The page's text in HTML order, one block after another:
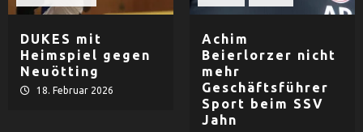
DUKES mit
Heimspiel gegen
Neuötting
18. Februar 2026
Achim
Beierlorzer nicht
mehr
Geschäftsführer
Sport beim SSV
Jahn